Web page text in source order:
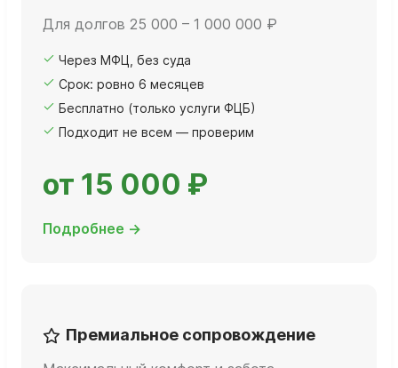
Для долгов 25 000 – 1 000 000 ₽
Через МФЦ, без суда
Срок: ровно 6 месяцев
Бесплатно (только услуги ФЦБ)
Подходит не всем — проверим
от 15 000 ₽
Подробнее →
Премиальное сопровождение